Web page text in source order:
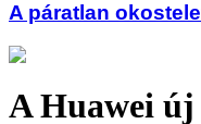
A páratlan
A Huawei